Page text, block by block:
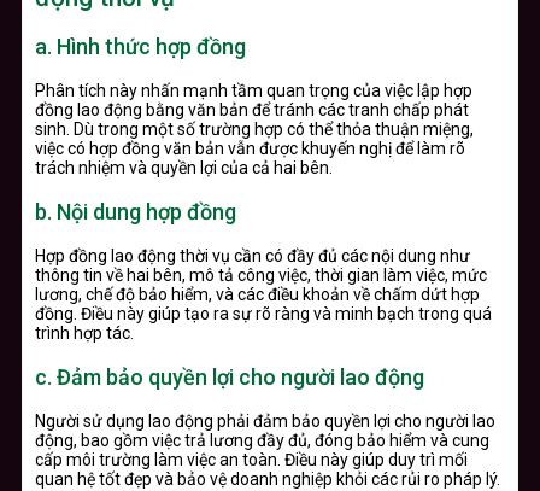
a. Hình thức hợp đồng
Phân tích này nhấn mạnh tầm quan trọng của việc lập hợp
đồng lao động bằng văn bản để tránh các tranh chấp phát
sinh. Dù trong một số trường hợp có thể thỏa thuận miệng,
việc có hợp đồng văn bản vẫn được khuyến nghị để làm rõ
trách nhiệm và quyền lợi của cả hai bên.
b. Nội dung hợp đồng
Hợp đồng lao động thời vụ cần có đầy đủ các nội dung như
thông tin về hai bên, mô tả công việc, thời gian làm việc, mức
lương, chế độ bảo hiểm, và các điều khoản về chấm dứt hợp
đồng. Điều này giúp tạo ra sự rõ ràng và minh bạch trong quá
trình hợp tác.
c. Đảm bảo quyền lợi cho người lao động
Người sử dụng lao động phải đảm bảo quyền lợi cho người lao
động, bao gồm việc trả lương đầy đủ, đóng bảo hiểm và cung
cấp môi trường làm việc an toàn. Điều này giúp duy trì mối
quan hệ tốt đẹp và bảo vệ doanh nghiệp khỏi các rủi ro pháp lý.